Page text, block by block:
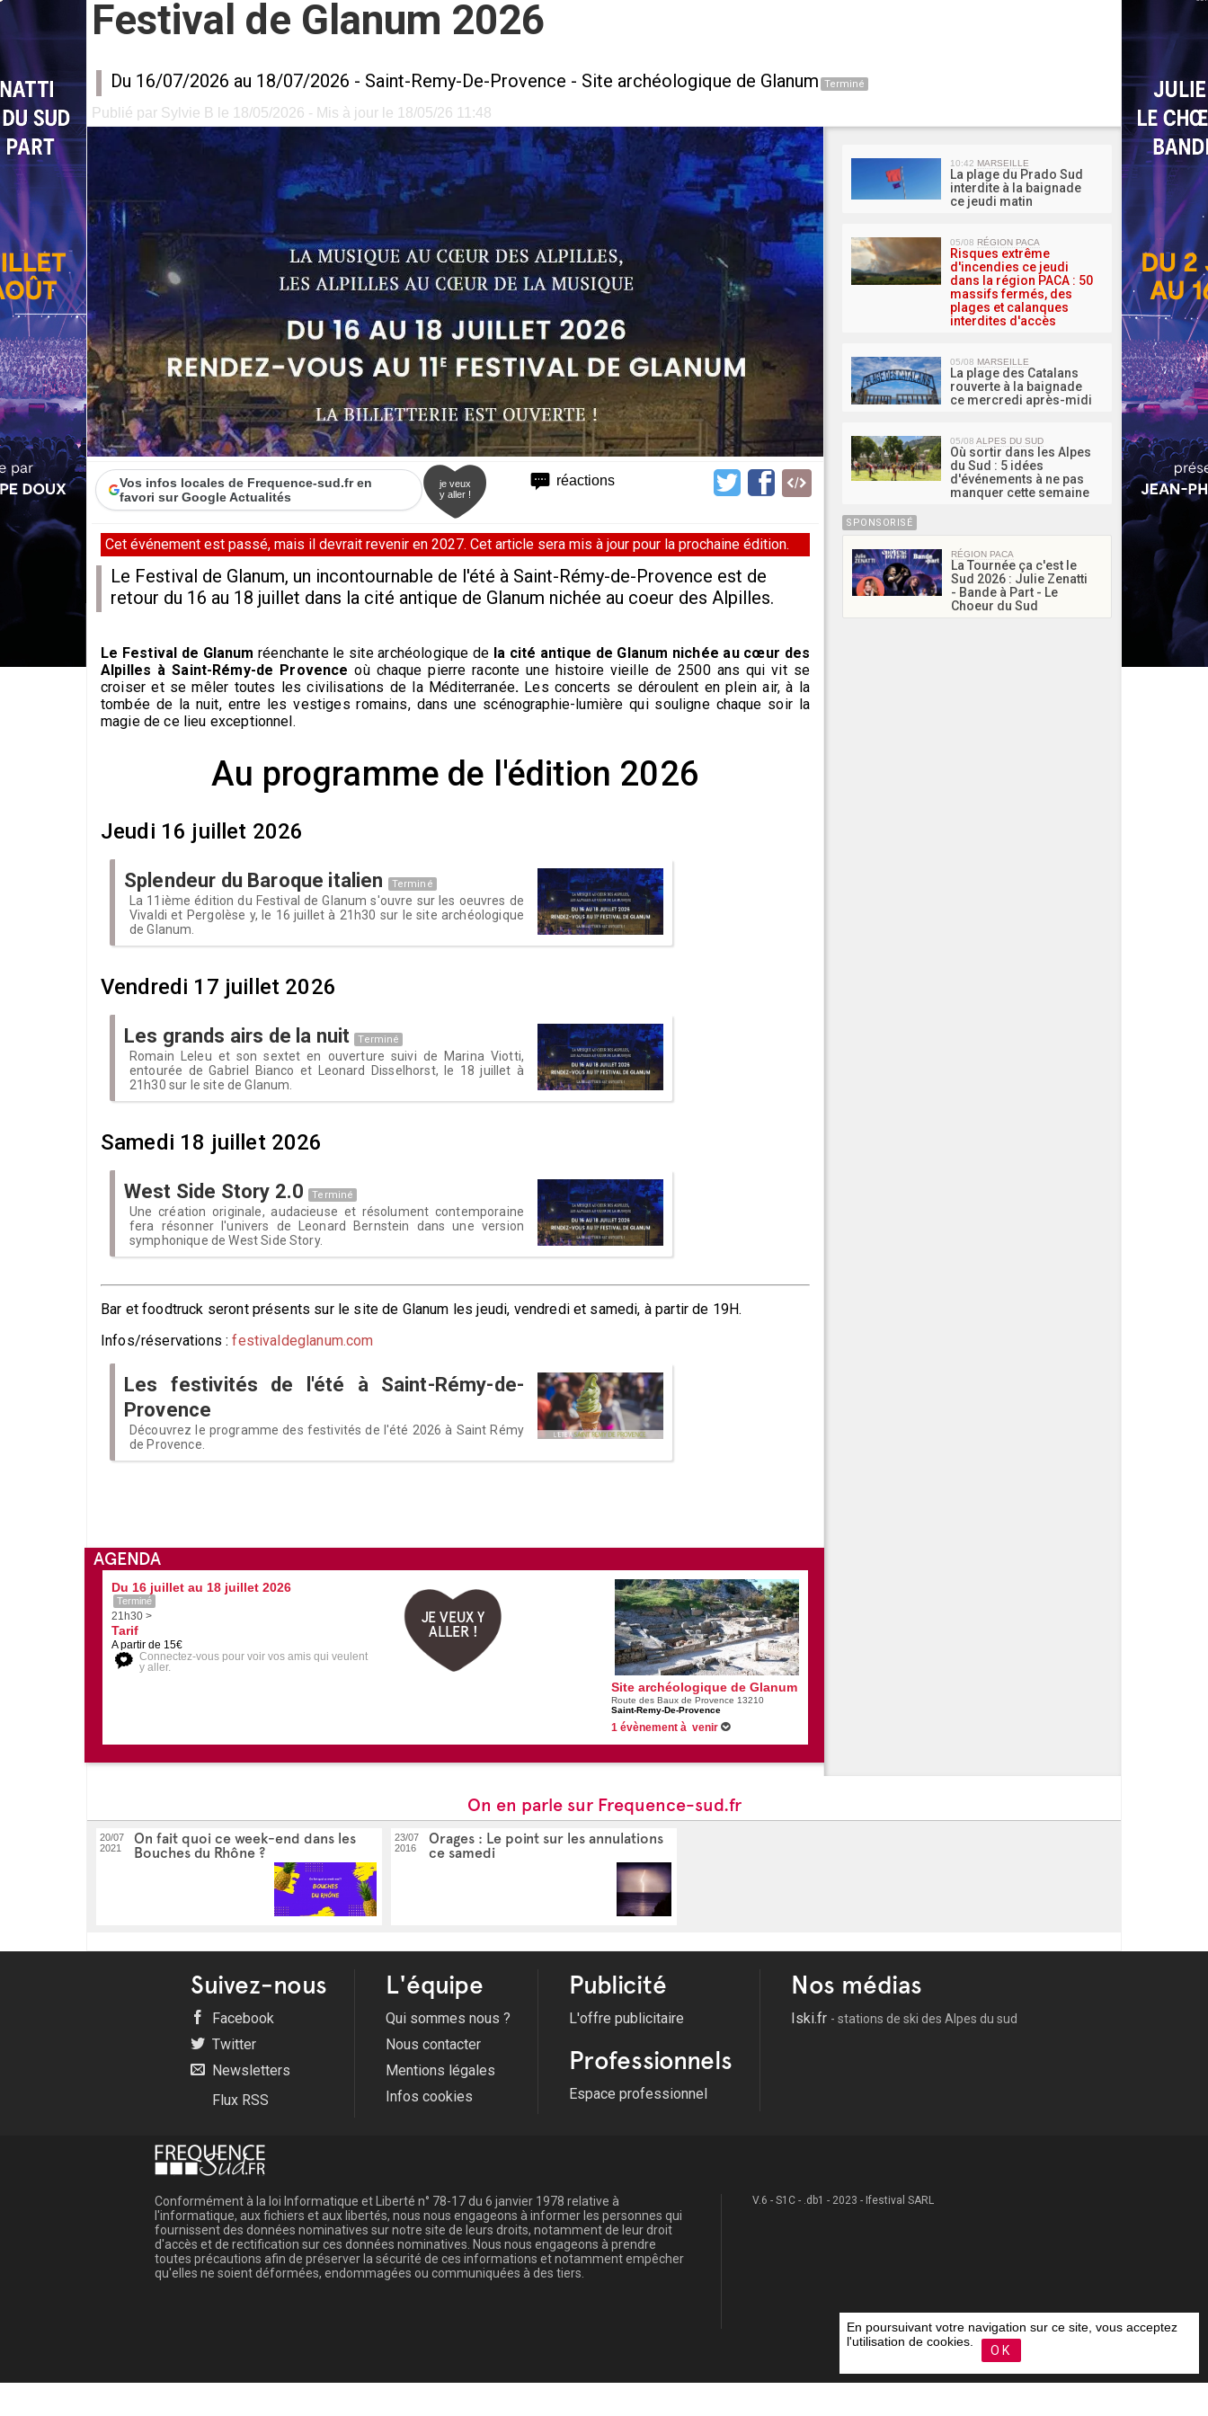
Festival de Glanum 2026
Du 16/07/2026 au 18/07/2026 - Saint-Remy-De-Provence - Site archéologique de Glanum Terminé
Publié par Sylvie B le 18/05/2026 - Mis à jour le 18/05/26 11:48
réactions
Vos infos locales de Frequence-sud.fr en
favori sur Google Actualités
je veux
y aller !
Cet événement est passé, mais il devrait revenir en 2027. Cet article sera mis à jour pour la prochaine édition.
Le Festival de Glanum, un incontournable de l'été à Saint-Rémy-de-Provence est de
retour du 16 au 18 juillet dans la cité antique de Glanum nichée au coeur des Alpilles.
Le Festival de Glanum réenchante le site archéologique de la cité antique de Glanum nichée au cœur des
Alpilles à Saint-Rémy-de Provenceoù chaque pierre raconte une histoire vieille de 2500 ans qui vit se
croiser et se mêler toutes les civilisations de la Méditerranée. Les concerts se déroulent en plein air, à la
tombée de la nuit, entre les vestiges romains, dans une scénographie-lumière qui souligne chaque soir la
magie de ce lieu exceptionnel.
Au programme de l'édition 2026
Jeudi 16 juillet 2026
Splendeur du Baroque italien Terminé
La 11ième édition du Festival de Glanum s'ouvre sur les oeuvres de
Vivaldi et Pergolèse y, le 16 juillet à 21h30 sur le site archéologique
de Glanum.
Vendredi 17 juillet 2026
Les grands airs de la nuit Terminé
Romain Leleu et son sextet en ouverture suivi de Marina Viotti,
entourée de Gabriel Bianco et Leonard Disselhorst, le 18 juillet à
21h30 sur le site de Glanum.
Samedi 18 juillet 2026
West Side Story 2.0 Terminé
Une création originale, audacieuse et résolument contemporaine
fera résonner l'univers de Leonard Bernstein dans une version
symphonique de West Side Story.
Bar et foodtruck seront présents sur le site de Glanum les jeudi, vendredi et samedi, à partir de 19H.
Infos/réservations :festivaldeglanum.com
Les festivités de l'été à Saint-Rémy-de-
Provence
Découvrez le programme des festivités de l'été 2026 à Saint Rémy
de Provence.
AGENDA
Du 16 juillet au 18 juillet 2026
Terminé
21h30 >
Tarif
A partir de 15€
Connectez-vous pour voir vos amis qui veulent
y aller.
JE VEUX Y
ALLER !
Site archéologique de Glanum
Route des Baux de Provence 13210
Saint-Remy-De-Provence
1 évènement à venir
MA
10:42 MARSEILLE
La plage du Prado Sud
interdite à la baignade
ce jeudi matin
05/08 RÉGION PACA
Risques extrême
d'incendies ce jeudi
dans la région PACA : 50
massifs fermés, des
plages et calanques
interdites d'accès
05/08 MARSEILLE
La plage des Catalans
rouverte à la baignade
ce mercredi après-midi
05/08 ALPES DU SUD
Où sortir dans les Alpes
du Sud : 5 idées
d'événements à ne pas
manquer cette semaine
SPONSORISÉ
RÉGION PACA
La Tournée ça c'est le
Sud 2026 : Julie Zenatti
- Bande à Part - Le
Choeur du Sud
On en parle sur Frequence-sud.fr
20/07
2021
On fait quoi ce week-end dans les
Bouches du Rhône ?
23/07
2016
Orages : Le point sur les annulations
ce samedi
Suivez-nous
Facebook
Twitter
Newsletters
Flux RSS
L'équipe
Qui sommes nous ?
Nous contacter
Mentions légales
Infos cookies
Publicité
L'offre publicitaire
Professionnels
Espace professionnel
Nos médias
Iski.fr - stations de ski des Alpes du sud
Conformément à la loi Informatique et Liberté n° 78-17 du 6 janvier 1978 relative à
l'informatique, aux fichiers et aux libertés, nous nous engageons à informer les personnes qui
fournissent des données nominatives sur notre site de leurs droits, notamment de leur droit
d'accès et de rectification sur ces données nominatives. Nous nous engageons à prendre
toutes précautions afin de préserver la sécurité de ces informations et notamment empêcher
qu'elles ne soient déformées, endommagées ou communiquées à des tiers.
V.6 - S1C - .db1 - 2023 - Ifestival SARL
En poursuivant votre navigation sur ce site, vous acceptez
l'utilisation de cookies.
OK